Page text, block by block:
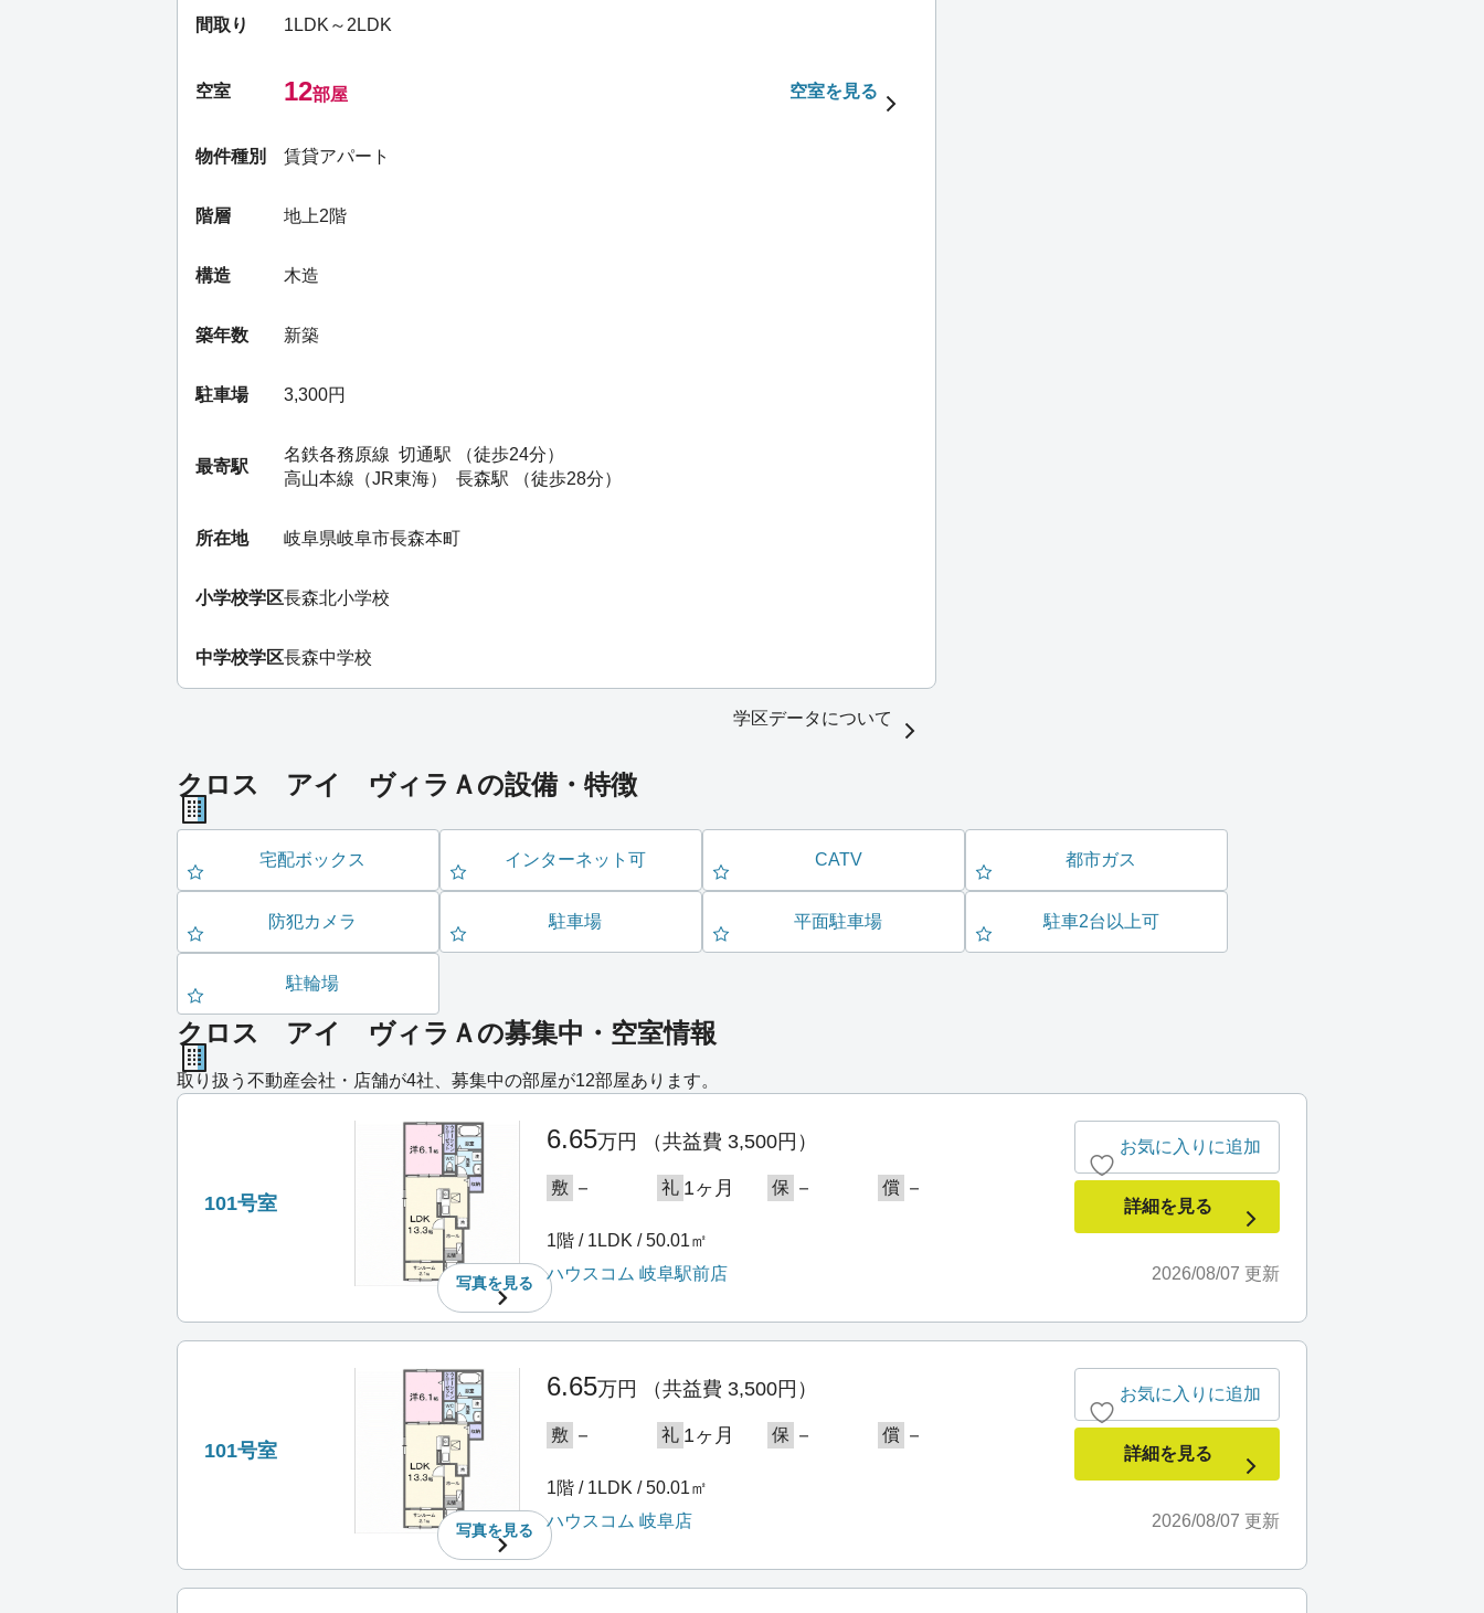
間取り 1LDK～2LDK
空室 12部屋 空室を見る
物件種別 賃貸アパート
階層 地上2階
構造 木造
築年数 新築
駐車場 3,300円
最寄駅
名鉄各務原線 切通駅 （徒歩24分）
高山本線（JR東海）
長森駅 （徒歩28分）
所在地 岐阜県岐阜市長森本町
小学校学区長森北小学校
中学校学区長森中学校
学区データについて
クロス アイ ヴィラＡの設備・特徴
宅配ボックス インターネット可 CATV 都市ガス
防犯カメラ 駐車場 平面駐車場 駐車2台以上可
駐輪場
クロス アイ ヴィラＡの募集中・空室情報
取り扱う不動産会社・店舗が4社、募集中の部屋が12部屋あります。
101号室
写真を見る
6.65万円 （共益費 3,500円）
敷 － 礼 1ヶ月 保 － 償 －
1階 / 1LDK / 50.01㎡
2026/08/07 更新
ハウスコム 岐阜駅前店
お気に入りに追加
詳細を見る
101号室
写真を見る
6.65万円 （共益費 3,500円）
敷 － 礼 1ヶ月 保 － 償 －
1階 / 1LDK / 50.01㎡
2026/08/07 更新
ハウスコム 岐阜店
お気に入りに追加
詳細を見る